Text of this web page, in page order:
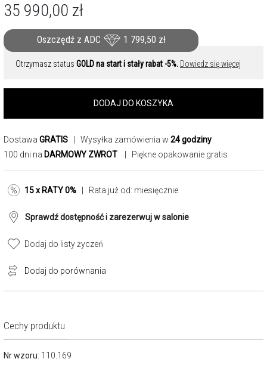
35 990,00 zł
Oszczędź z ADC 1 799,50 zł
Otrzymasz status GOLD na start i stały rabat -5%. Dowiedz się więcej
DODAJ DO KOSZYKA
Dostawa GRATIS | Wysyłka zamówienia w 24 godziny
100 dni na DARMOWY ZWROT | Piękne opakowanie gratis
15 x RATY 0% | Rata już od: miesięcznie
Sprawdź dostępność i zarezerwuj w salonie
Dodaj do listy życzeń
Dodaj do porównania
Cechy produktu
Nr wzoru: 110.169